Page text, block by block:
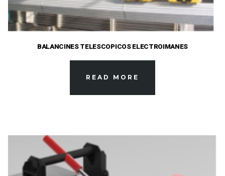
BALANCINES TELESCOPICOS ELECTROIMANES
READ MORE